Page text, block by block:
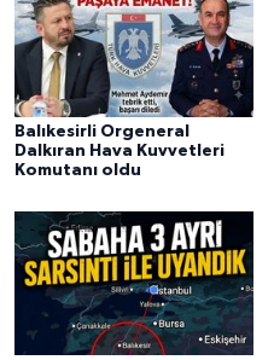
Balıkesirli Orgeneral
Dalkıran Hava Kuvvetleri
Komutanı oldu